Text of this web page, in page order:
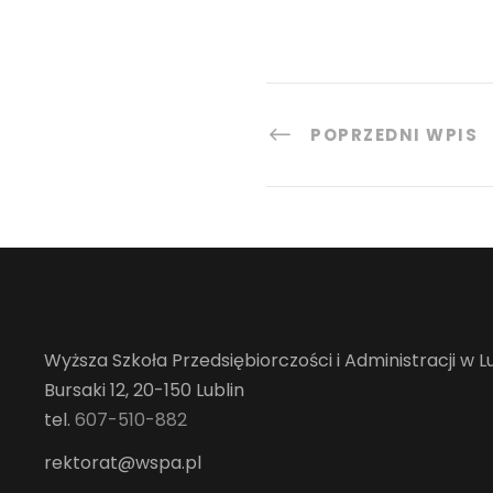
POPRZEDNI WPIS
Wyższa Szkoła Przedsiębiorczości i Administracji w
Bursaki 12, 20-150 Lublin
tel. 607-510-882
rektorat@wspa.pl